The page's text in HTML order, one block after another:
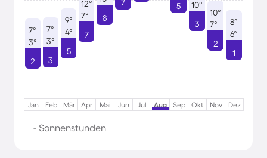
7°
3°
2
7°
3°
3
9°
4°
5
12°
7°
7
8
7
5
10°
3
10°
7°
2
8°
6°
1
Jan Feb Mär Apr Mai Jun Jul Aug Sep Okt Nov Dez
- Sonnenstunden